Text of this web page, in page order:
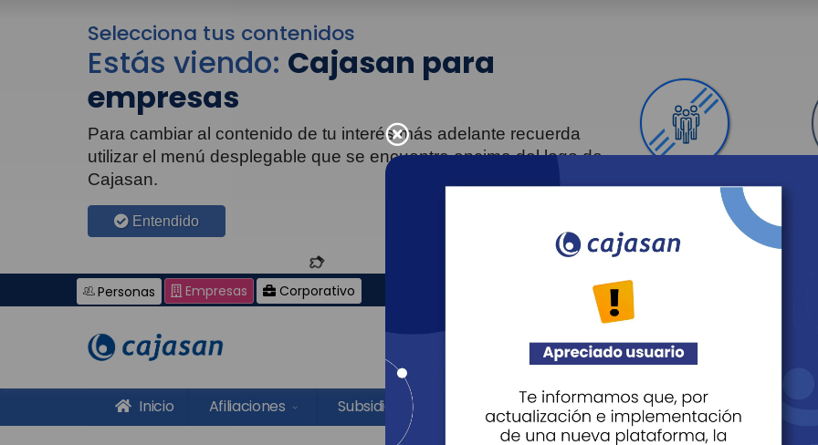
Selecciona tus contenidos
Estás viendo: Cajasan para
empresas
Para cambiar al contenido de tu interés más adelante recuerda
utilizar el menú desplegable que se encuentra encima del logo de
Cajasan.
Entendido
Personas
Personas Empresas Corporativo
Agéndate
Inicio Afiliaciones Subsidios Recreación Educación Cultura